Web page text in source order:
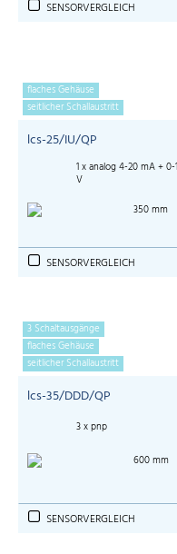
SENSORVERGLEICH
flaches Gehäuse
seitlicher Schallaustritt
lcs-25/IU/QP
1 x analog 4-20 mA + 0-
V
350 mm
SENSORVERGLEICH
3 Schaltausgänge
flaches Gehäuse
seitlicher Schallaustritt
lcs-35/DDD/QP
3 x pnp
600 mm
SENSORVERGLEICH